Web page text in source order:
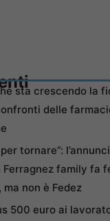
sta crescendo la
delle
tornare”:
Ferragnez family fa
ma non è Fedez
500 euro ai